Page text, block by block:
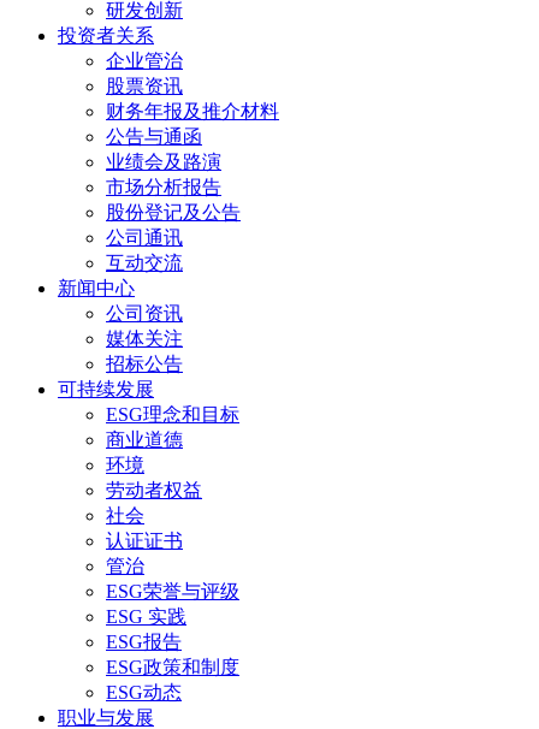
研发创新
投资者关系
企业管治
股票资讯
财务年报及推介材料
公告与通函
业绩会及路演
市场分析报告
股份登记及公告
公司通讯
互动交流
新闻中心
公司资讯
媒体关注
招标公告
可持续发展
ESG理念和目标
商业道德
环境
劳动者权益
社会
认证证书
管治
ESG荣誉与评级
ESG 实践
ESG报告
ESG政策和制度
ESG动态
职业与发展